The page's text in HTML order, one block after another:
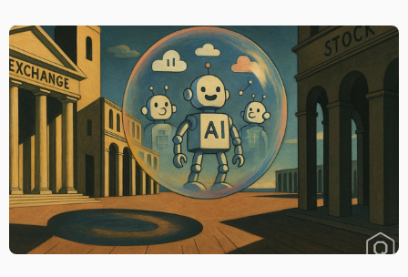
Quand
la
bulle
IA
d’exploser